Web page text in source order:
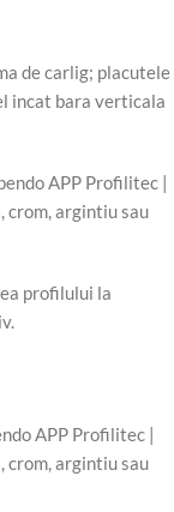
de carlig; placutele
incat bara verticala
profilului la